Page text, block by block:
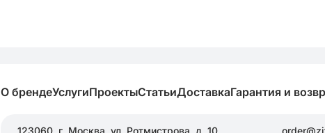
О брендеУслугиПроектыСтатьиДоставкаГарантия и
123060, г. Москва, ул. Ротмистрова, д. 10